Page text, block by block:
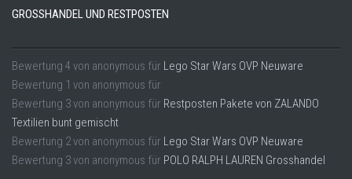
GROSSHANDEL UND RESTPOSTEN
Bewertung 4 von anonymous für Lego Star Wars OVP Neuware
Bewertung 1 von anonymous für
Bewertung 3von anonymous für Restposten Pakete von ZALANDO
Textilien bunt gemischt
Bewertung 2von anonymous für Lego Star Wars OVP Neuware
Bewertung 3von anonymous für POLO RALPH LAUREN Grosshandel